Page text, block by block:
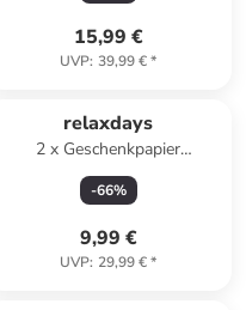
15,99 €
UVP: 39,99 €*
relaxdays
2 x Geschenkpapier
Aufbewahrung in Transparent
- (H)79 x Ø 22 cm
-66%
9,99 €
UVP: 29,99 €*